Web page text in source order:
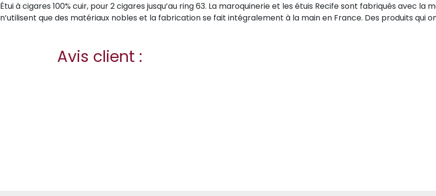
Étui à cigares 100% cuir, pour 2 cigares jusqu’au ring 63. La maroquinerie et les étuis Recife sont fabriqués avec la
n’utilisent que des matériaux nobles et la fabrication se fait intégralement à la main en France. Des produits qui
Avis client :